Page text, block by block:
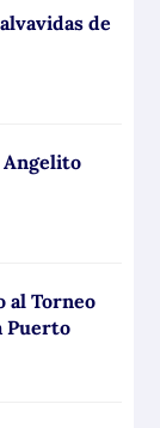
de
Angelito
al Torneo
Puerto